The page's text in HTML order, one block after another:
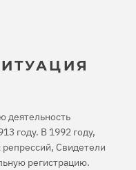
деятельность
году. В 1992 году,
Свидетели
регистрацию.